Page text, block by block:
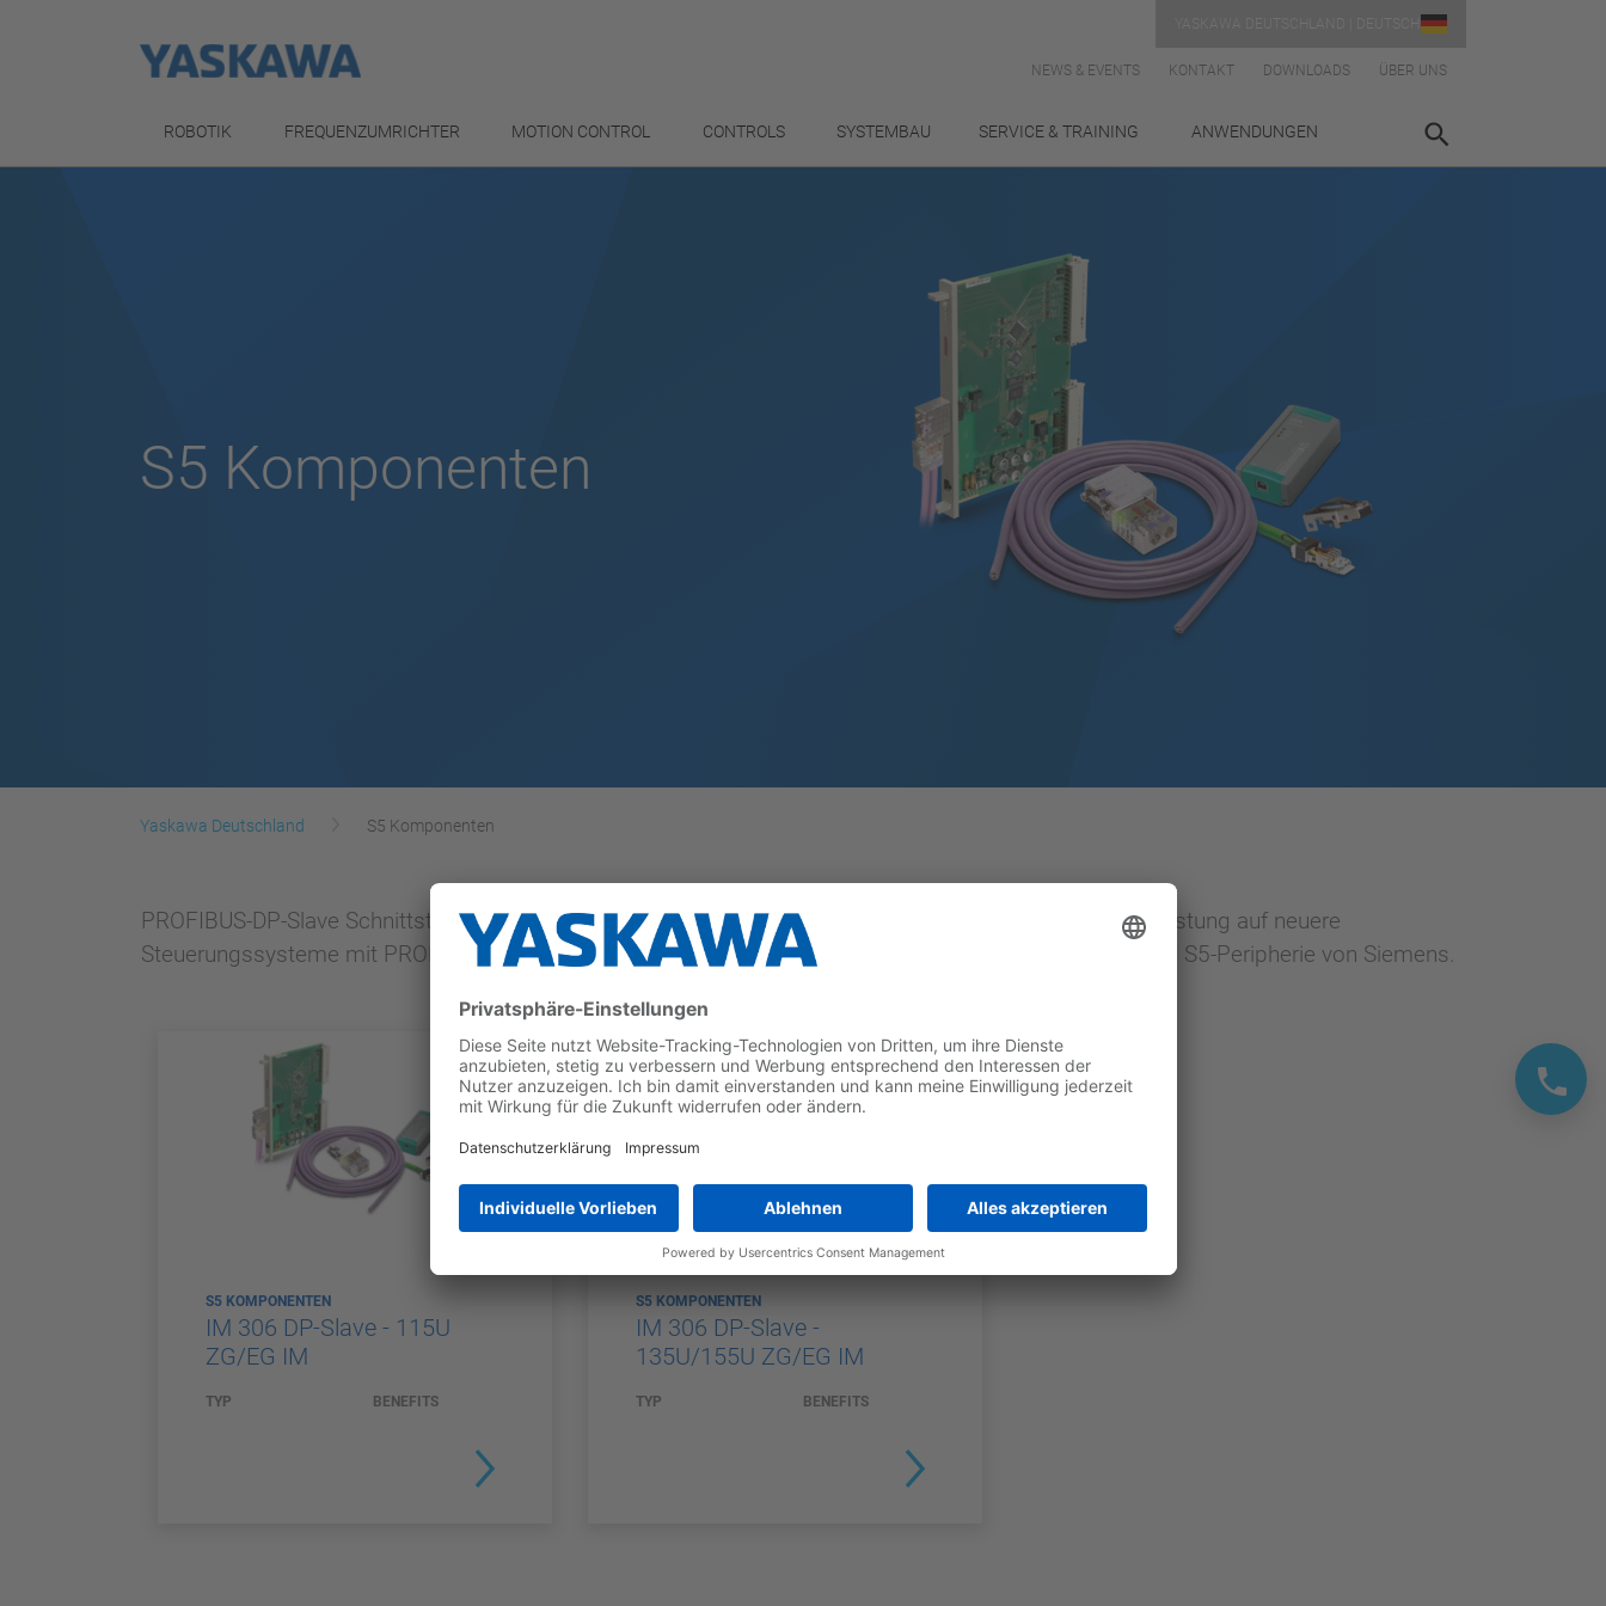
NEWS & EVENTS KONTAKT DOWNLOADS ÜBER UNS
ROBOTIK FREQUENZUMRICHTER MOTION CONTROL CONTROLS SYSTEMBAU SERVICE & TRAINING ANWENDUNGEN
S5 Komponenten
Yaskawa Deutschland S5 Komponenten
PROFIBUS-DP-Slave Schnittstellen-Karten für die SIMATIC S5 ermöglichen die einfache und sichere Umrüstung auf neuere
Steuerungssysteme mit PROFIBUS-DP-Master-Schnittstellen, bei gleichzeitiger Beibehaltung der SIMATIC S5-Peripherie von Siemens.
S5 KOMPONENTEN
IM 306 DP-Slave - 115U
ZG/EG IM
TYP BENEFITS
S5 KOMPONENTEN
IM 306 DP-Slave -
135U/155U ZG/EG IM
TYP BENEFITS